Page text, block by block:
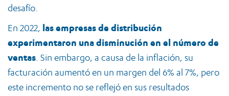
desafío.
En 2022, las empresas de distribución
experimentaron una disminución en el número de
ventas . Sin embargo, a causa de la inflación, su
facturación aumentó en un margen del 6% al 7%, pero
este incremento no se reflejó en sus resultados